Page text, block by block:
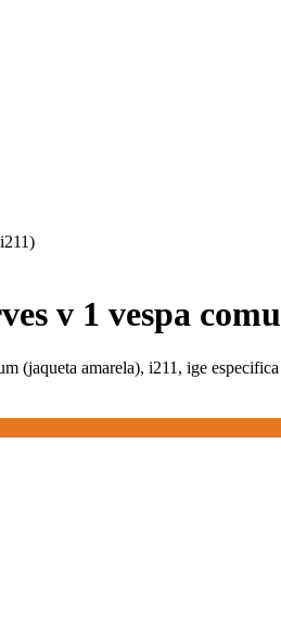
v 1 vespa
(jaqueta amarela), i211, ige